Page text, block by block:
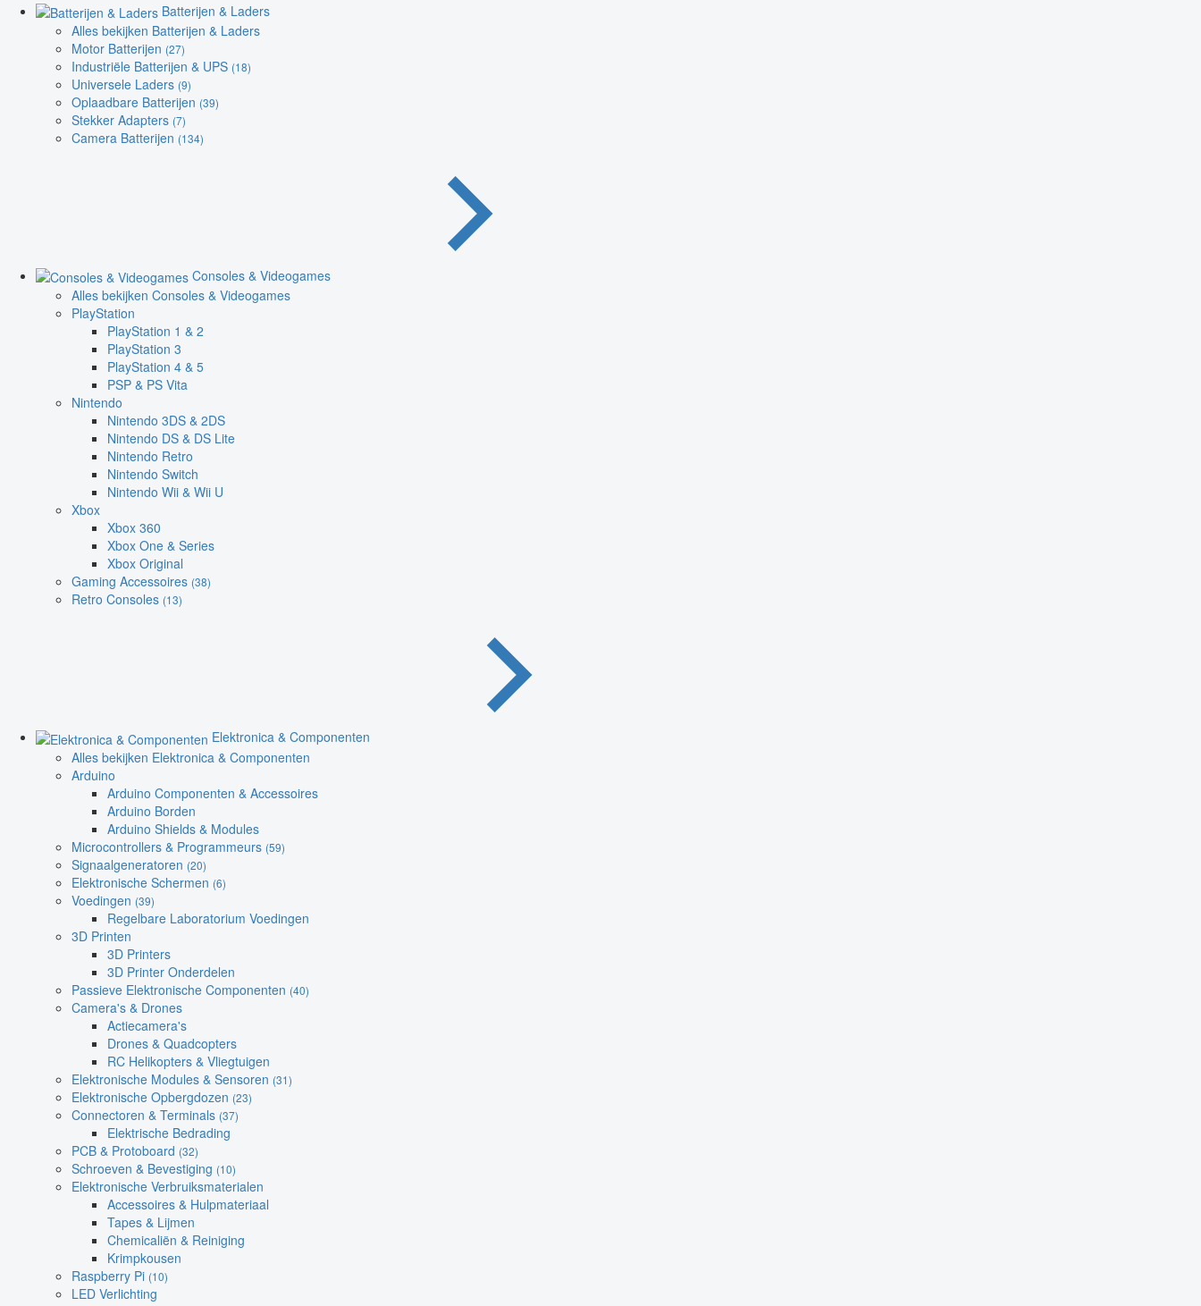
Batterijen & Laders
Alles bekijken Batterijen & Laders
Motor Batterijen (27)
Industriële Batterijen & UPS (18)
Universele Laders (9)
Oplaadbare Batterijen (39)
Stekker Adapters (7)
Camera Batterijen (134)
Consoles & Videogames
Alles bekijken Consoles & Videogames
PlayStation
PlayStation 1 & 2
PlayStation 3
PlayStation 4 & 5
PSP & PS Vita
Nintendo
Nintendo 3DS & 2DS
Nintendo DS & DS Lite
Nintendo Retro
Nintendo Switch
Nintendo Wii & Wii U
Xbox
Xbox 360
Xbox One & Series
Xbox Original
Gaming Accessoires (38)
Retro Consoles (13)
Elektronica & Componenten
Alles bekijken Elektronica & Componenten
Arduino
Arduino Componenten & Accessoires
Arduino Borden
Arduino Shields & Modules
Microcontrollers & Programmeurs (59)
Signaalgeneratoren (20)
Elektronische Schermen (6)
Voedingen (39)
Regelbare Laboratorium Voedingen
3D Printen
3D Printers
3D Printer Onderdelen
Passieve Elektronische Componenten (40)
Camera's & Drones
Actiecamera's
Drones & Quadcopters
RC Helikopters & Vliegtuigen
Elektronische Modules & Sensoren (31)
Elektronische Opbergdozen (23)
Connectoren & Terminals (37)
Elektrische Bedrading
PCB & Protoboard (32)
Schroeven & Bevestiging (10)
Elektronische Verbruiksmaterialen
Accessoires & Hulpmateriaal
Tapes & Lijmen
Chemicaliën & Reiniging
Krimpkousen
Raspberry Pi (10)
LED Verlichting